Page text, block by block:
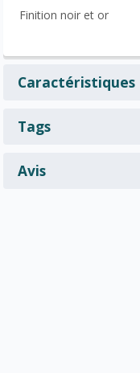
Finition noir et or
Caractéristiques
Tags
Avis